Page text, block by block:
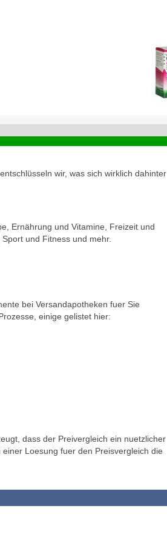
wir, was sich wirklich dahinter
Ernährung und Vitamine, Freizeit und
und Fitness und mehr.
bei Versandapotheken fuer Sie
einige gelistet hier:
dass der Preivergleich ein nuetzlicher
Loesung fuer den Preisvergleich die